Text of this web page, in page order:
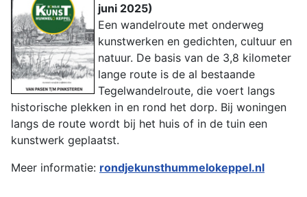
juni 2025)
Een wandelroute met onderweg
kunstwerken en gedichten, cultuur en
natuur. De basis van de 3,8 kilometer
lange route is de al bestaande
Tegelwandelroute, die voert langs
historische plekken in en rond het dorp. Bij woningen
langs de route wordt bij het huis of in de tuin een
kunstwerk geplaatst.
Meer informatie: rondjekunsthummelokeppel.nl